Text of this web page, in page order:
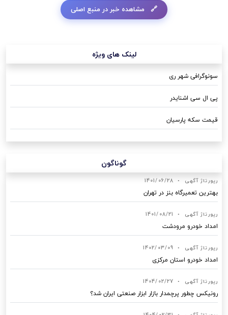
مشاهده خبر در منبع اصلی
لینک های ویژه
سونوگرافی شهر ری
پی ال سی اشنایدر
قیمت سکه پارسیان
گوناگون
رپورتاژ آگهی •
1401/06/28
بهترین تعمیرگاه بنز در تهران
رپورتاژ آگهی •
1401/08/21
امداد خودرو مرودشت
رپورتاژ آگهی •
1402/03/09
امداد خودرو استان مرکزی
رپورتاژ آگهی •
1404/02/27
رونیکس چطور پرچمدار بازار ابزار صنعتی ایران شد؟